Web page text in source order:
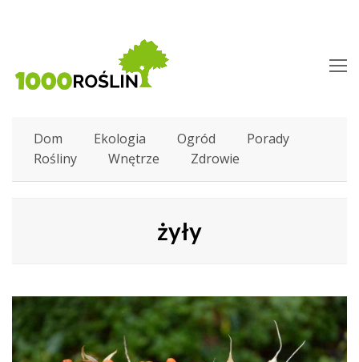
Dom Ekologia Ogród
Porady
Rośliny
Wnętrze Zdrowie
żyły